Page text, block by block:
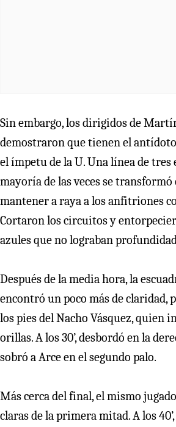
Sin embargo, los dirigidos de
demostraron que tienen el
el ímpetu de la U. Una línea de tres
mayoría de las veces se
mantener a raya a los anfitriones
Cortaron los circuitos y
azules que no lograban
Después de la media hora, la
encontró un poco más de claridad,
los pies del Nacho Vásquez, quien
orillas. A los 30’, desbordó en la
sobró a Arce en el segundo palo.
Más cerca del final, el mismo
claras de la primera mitad. A los